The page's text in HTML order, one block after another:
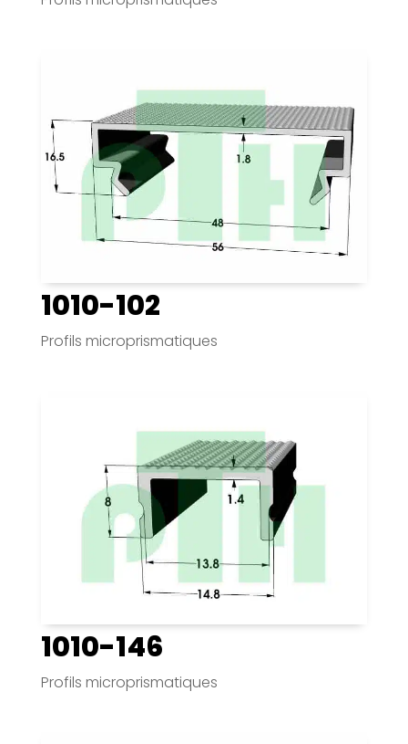
1010-102
Profils microprismatiques
1010-146
Profils microprismatiques